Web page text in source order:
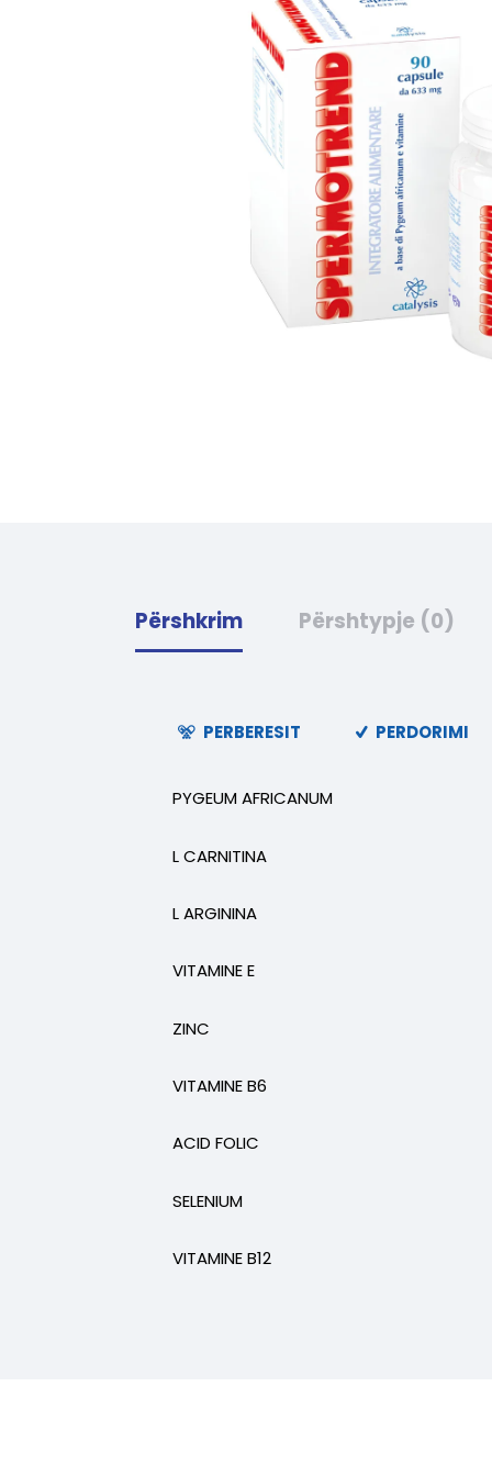
Përshkrim Përshtypje (0)
PERBERESIT PERDORIMI
PYGEUM AFRICANUM
L CARNITINA
L ARGININA
VITAMINE E
ZINC
VITAMINE B6
ACID FOLIC
SELENIUM
VITAMINE B12